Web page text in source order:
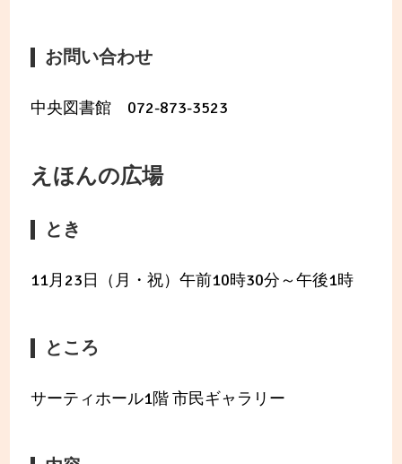
お問い合わせ
中央図書館 072-873-3523
えほんの広場
とき
11月23日（月・祝）午前10時30分～午後1時
ところ
サーティホール1階 市民ギャラリー